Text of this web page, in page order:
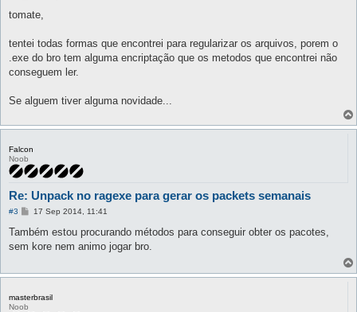
s
tomate,
tentei todas formas que encontrei para regularizar os arquivos, porem o
.exe do bro tem alguma encriptação que os metodos que encontrei não
conseguem ler.
Se alguem tiver alguma novidade...
Falcon
Noob
Re: Unpack no ragexe para gerar os packets semanais
#3
P
s
17 Sep 2014, 11:41
Também estou procurando métodos para conseguir obter os pacotes,
sem kore nem animo jogar bro.
masterbrasil
Noob